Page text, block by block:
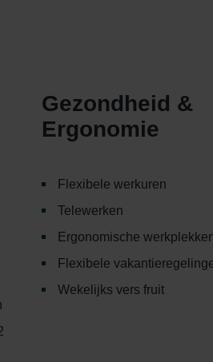
Gezondheid &
Ergonomie
Flexibele werkuren
Telewerken
Ergonomische
Flexibele
Wekelijks vers fruit